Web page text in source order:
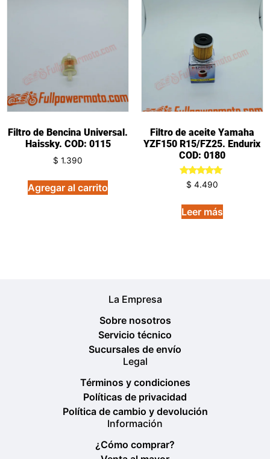
Filtro de Bencina Universal.
Haissky. COD: 0115
$ 1.390
Agregar al carrito
Filtro de aceite Yamaha
YZF150 R15/FZ25. Endurix
COD: 0180
Valorado
en
de 5
$ 4.490
Leer más
La Empresa
Sobre nosotros
Servicio técnico
Sucursales de envío
Legal
Términos y condiciones
Políticas de privacidad
Política de cambio y devolución
Información
¿Cómo comprar?